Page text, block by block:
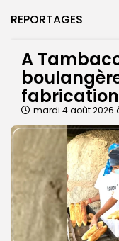
REPORTAGES
A
mardi 4 août 2026